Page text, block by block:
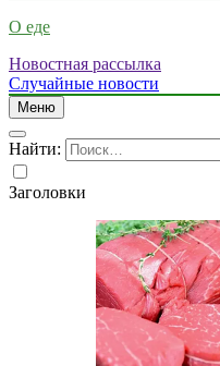
О еде
Новостная рассылка
Случайные новости
Меню
Найти:
Заголовки